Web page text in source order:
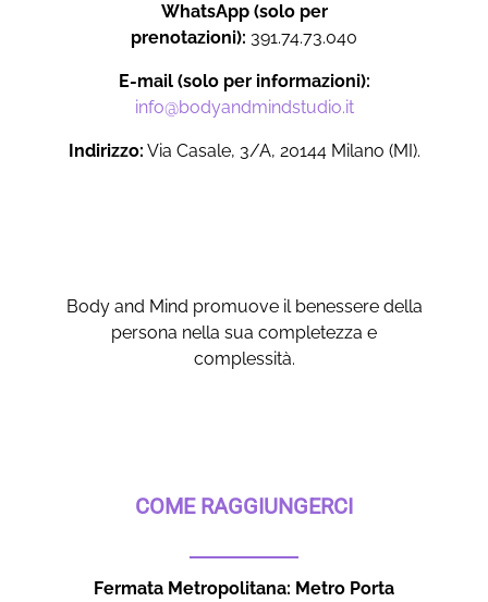
WhatsApp (solo per
prenotazioni): 391.74.73.040
E-mail (solo per informazioni):
info@bodyandmindstudio.it
Indirizzo: Via Casale, 3/A, 20144 Milano (MI).
Body and Mind promuove il benessere della
persona nella sua completezza e
complessità.
COME RAGGIUNGERCI
Fermata Metropolitana: Metro Porta